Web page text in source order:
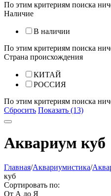
По этим критериям поиска
Наличие
В наличии
По этим критериям поиска
Страна происхождения
КИТАЙ
РОССИЯ
По этим критериям поиска
Сбросить Показать (13)
Аквариум куб
Главная/Аквариумистика/
куб
Сортировать по:
От А до Я